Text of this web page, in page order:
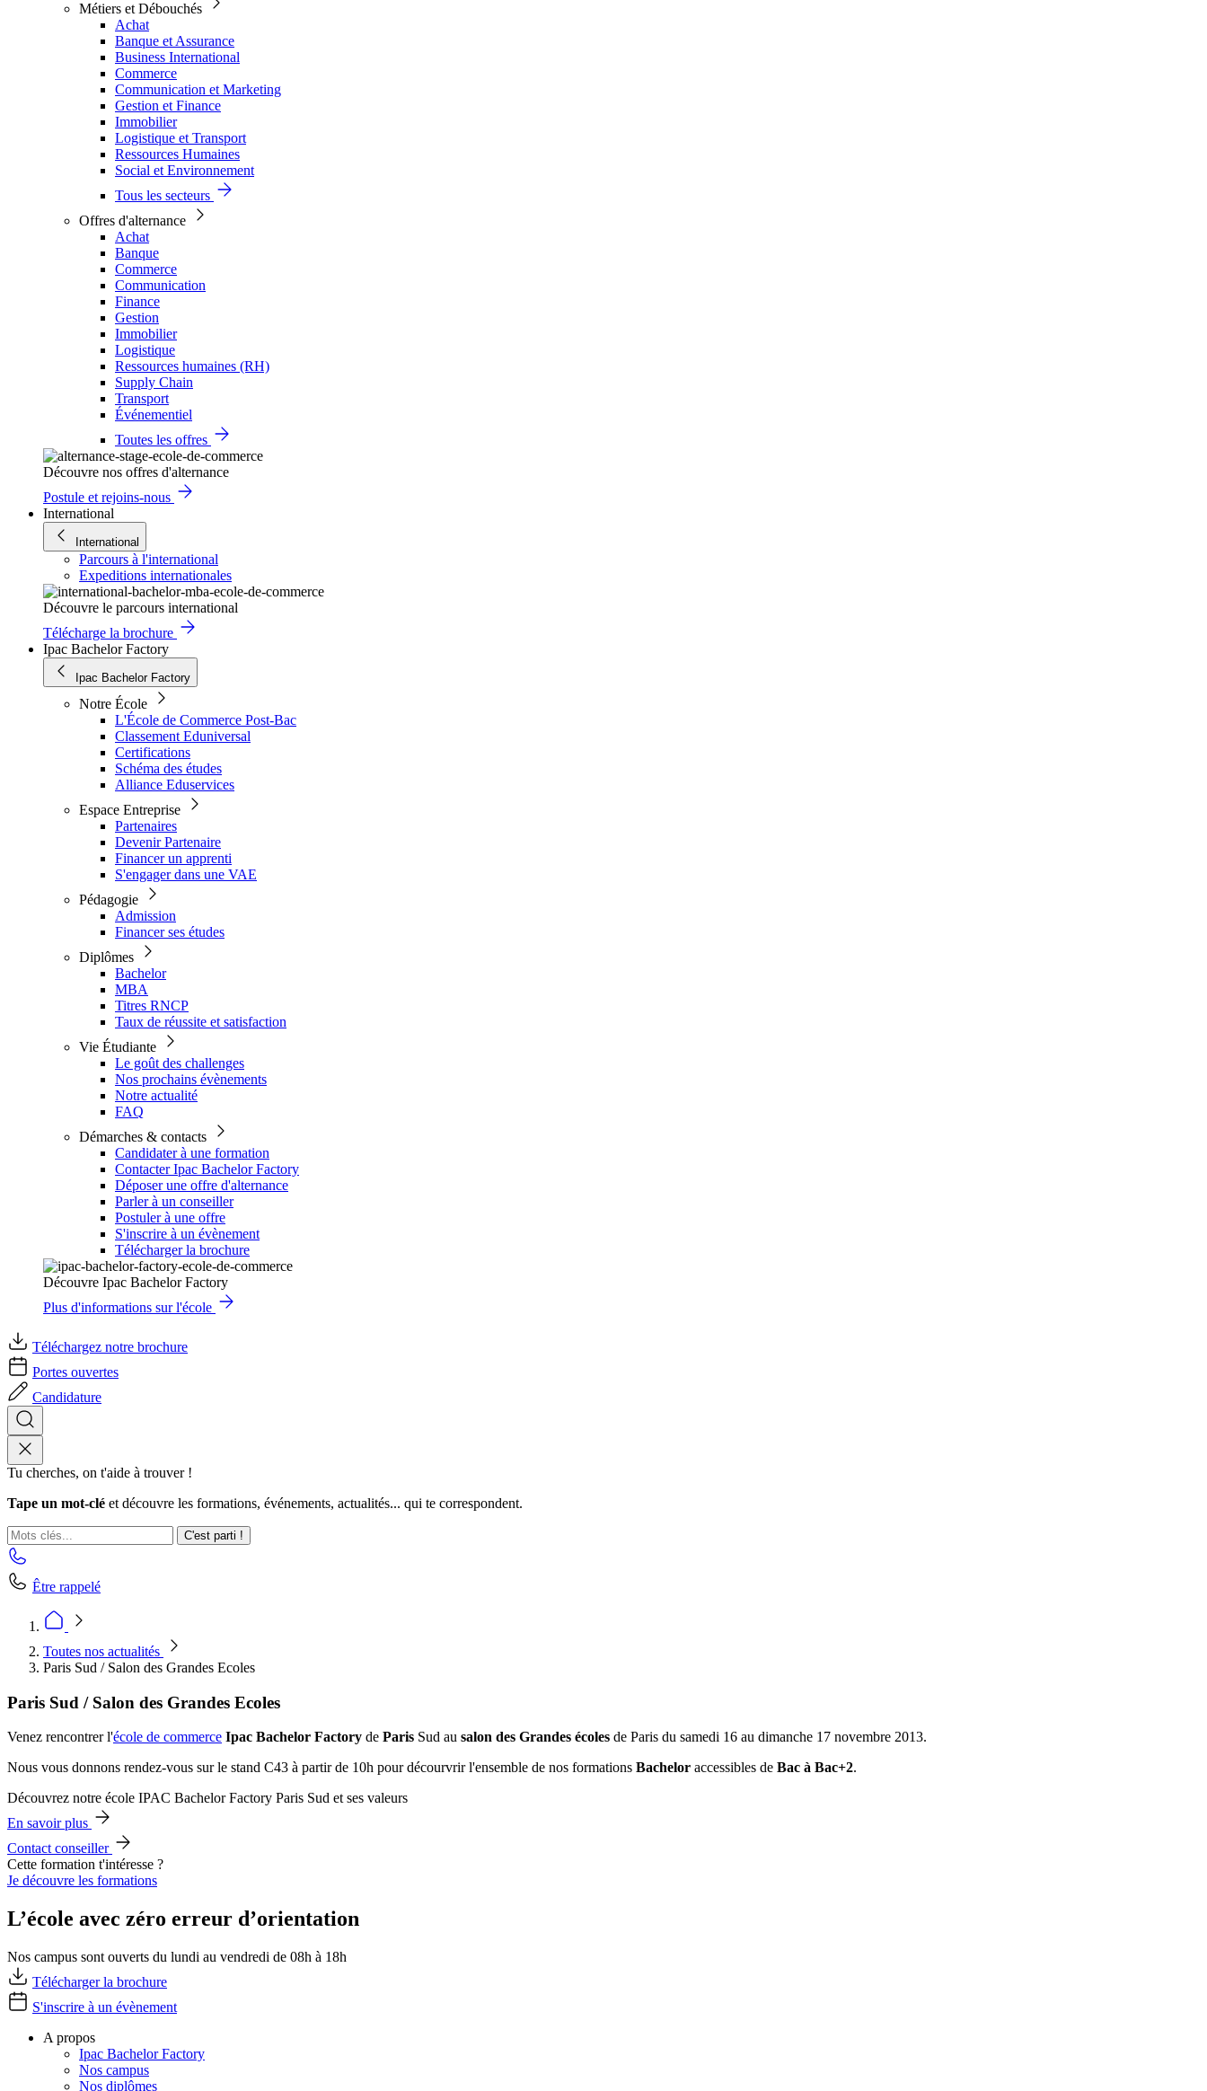
Métiers et Débouchés
Achat
Banque et Assurance
Business International
Commerce
Communication et Marketing
Gestion et Finance
Immobilier
Logistique et Transport
Ressources Humaines
Social et Environnement
Tous les secteurs
Offres d'alternance
Achat
Banque
Commerce
Communication
Finance
Gestion
Immobilier
Logistique
Ressources humaines (RH)
Supply Chain
Transport
Événementiel
Toutes les offres
Découvre nos offres d'alternance
Postule et rejoins-nous
International
International
Parcours à l'international
Expeditions internationales
Découvre le parcours international
Télécharge la brochure
Ipac Bachelor Factory
Ipac Bachelor Factory
Notre École
L'École de Commerce Post-Bac
Classement Eduniversal
Certifications
Schéma des études
Alliance Eduservices
Espace Entreprise
Partenaires
Devenir Partenaire
Financer un apprenti
S'engager dans une VAE
Pédagogie
Admission
Financer ses études
Diplômes
Bachelor
MBA
Titres RNCP
Taux de réussite et satisfaction
Vie Étudiante
Le goût des challenges
Nos prochains évènements
Notre actualité
FAQ
Démarches & contacts
Candidater à une formation
Contacter Ipac Bachelor Factory
Déposer une offre d'alternance
Parler à un conseiller
Postuler à une offre
S'inscrire à un évènement
Télécharger la brochure
Découvre Ipac Bachelor Factory
Plus d'informations sur l'école
Téléchargez notre brochure
Portes ouvertes
Candidature
Tu cherches, on t'aide à trouver !
Tape un mot-clé et découvre les formations, événements, actualités... qui te correspondent.
C'est parti !
Être rappelé
Toutes nos actualités
Paris Sud / Salon des Grandes Ecoles
Paris Sud / Salon des Grandes Ecoles
Venez rencontrer l'école de commerce Ipac Bachelor Factory de Paris Sud au salon des Grandes écoles de Paris du samedi 16 au dimanche 17 novembre 2013.
Nous vous donnons rendez-vous sur le stand C43 à partir de 10h pour décourvrir l'ensemble de nos formations Bachelor accessibles de Bac à Bac+2.
Découvrez notre école IPAC Bachelor Factory Paris Sud et ses valeurs
En savoir plus
Contact conseiller
Cette formation t'intéresse ?
Je découvre les formations
L’école avec zéro erreur d’orientation
Nos campus sont ouverts du lundi au vendredi de 08h à 18h
Télécharger la brochure
S'inscrire à un évènement
A propos
Ipac Bachelor Factory
Nos campus
Nos diplômes